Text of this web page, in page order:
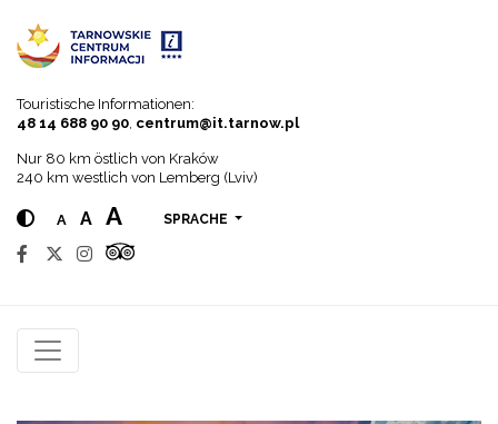
Touristische Informationen:
48 14 688 90 90 centrum@it.tarnow.pl
Nur 80 km östlich von Kraków
240 km westlich von Lemberg (Lviv)
A A A SPRACHE